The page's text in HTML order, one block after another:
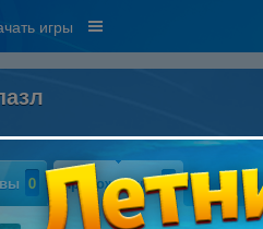
игры
0 Прохождение 0